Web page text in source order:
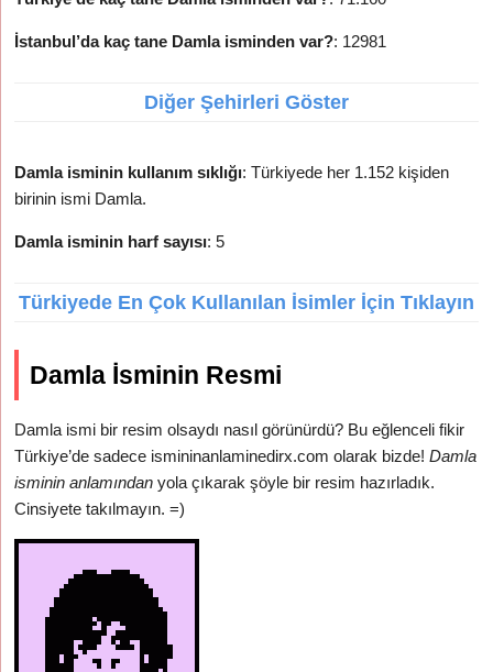
İstanbul’da kaç tane Damla isminden var?: 12981
Diğer Şehirleri Göster
Damla isminin kullanım sıklığı: Türkiyede her 1.152 kişiden
birinin ismi Damla.
Damla isminin harf sayısı: 5
Türkiyede En Çok Kullanılan İsimler İçin Tıklayın
Damla İsminin Resmi
Damla ismi bir resim olsaydı nasıl görünürdü? Bu eğlenceli fikir
Türkiye’de sadece ismininanlaminedirx.com olarak bizde!Damla
isminin anlamından yola çıkarak şöyle bir resim hazırladık.
Cinsiyete takılmayın. =)